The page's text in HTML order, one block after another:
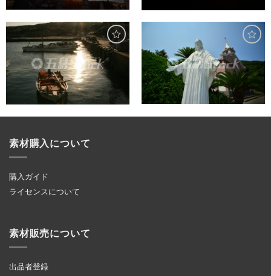
素材購入について
購入ガイド
ライセンスについて
素材販売について
出品者登録